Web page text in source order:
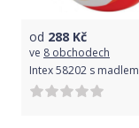
od 288 Kč
ve 8 obchodech
Intex 58202 s madlem